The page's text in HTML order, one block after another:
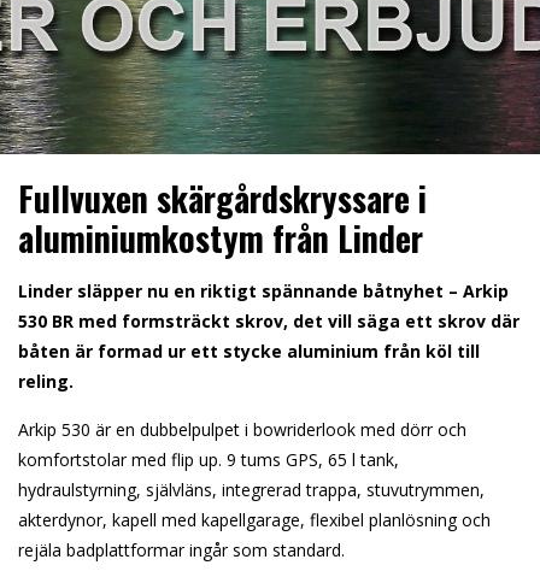
Fullvuxen skärgårdskryssare i
aluminiumkostym från Linder
Linder släpper nu en riktigt spännande båtnyhet – Arkip
530 BR med formsträckt skrov, det vill säga ett skrov där
båten är formad ur ett stycke aluminium från köl till
reling.
Arkip 530 är en dubbelpulpet i bowriderlook med dörr och
komfortstolar med flip up. 9 tums GPS, 65 l tank,
hydraulstyrning, självläns, integrerad trappa, stuvutrymmen,
akterdynor, kapell med kapellgarage, flexibel planlösning och
rejäla badplattformar ingår som standard.